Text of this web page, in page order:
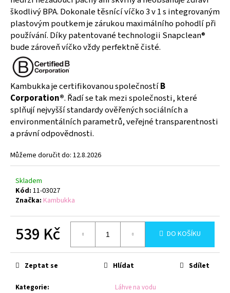
škodlivý BPA. Dokonale těsnící víčko 3 v 1 s integrovaným
plastovým poutkem je zárukou maximálního pohodlí při
používání. Díky patentované technologii Snapclean®
bude zároveň víčko vždy perfektně čisté.
Kambukka je certifikovanou společnostíB
Corporation®. Řadí se tak mezi společnosti, které
splňují nejvyšší standardy ověřených sociálních a
environmentálních parametrů, veřejné transparentnosti
a právní odpovědnosti.
Můžeme doručit do: 12.8.2026
Skladem
Kód: 11-03027
Značka: Kambukka
539 Kč
cena:
DO KOŠÍKU
Kategorie:
Láhve na vodu
Zeptat se Hlídat Sdílet
D
o
p
o
r
u
č
u
j
e
m
e
TERMOLÁHEV
ETNA
GRIP
500
ML
PALE
Kč